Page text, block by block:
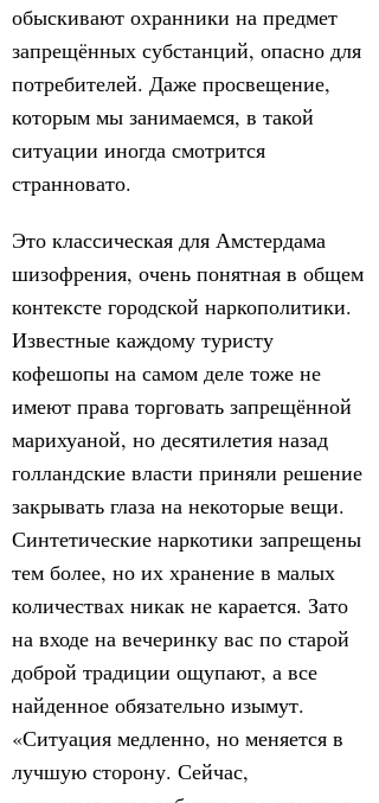
обыскивают охранники на предмет
запрещённых субстанций, опасно для
потребителей. Даже просвещение,
которым мы занимаемся, в такой
ситуации иногда смотрится
странновато.
Это классическая для Амстердама
шизофрения, очень понятная в общем
контексте городской наркополитики.
Известные каждому туристу
кофешопы на самом деле тоже не
имеют права торговать запрещённой
марихуаной, но десятилетия назад
голландские власти приняли решение
закрывать глаза на некоторые вещи.
Синтетические наркотики запрещены
тем более, но их хранение в малых
количествах никак не карается. Зато
на входе на вечеринку вас по старой
доброй традиции ощупают, а все
найденное обязательно изымут.
«Ситуация медленно, но меняется в
лучшую сторону. Сейчас,